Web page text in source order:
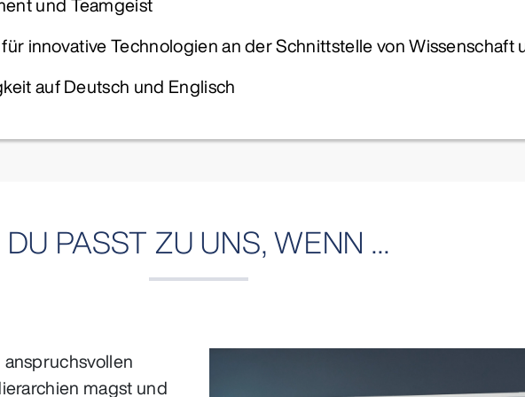
innovative Technologien an der Schnittstelle von
auf Deutsch und Englisch
DU PASST ZU UNS, WENN ...
magst und